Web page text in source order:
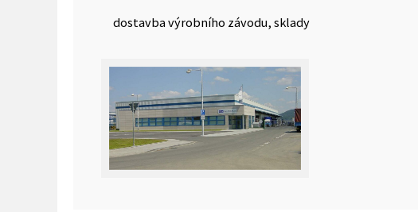
dostavba výrobního závodu, sklady